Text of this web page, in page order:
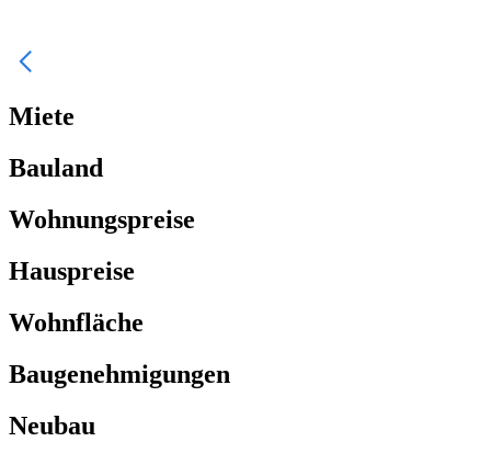
Miete
Bauland
Wohnungspreise
Hauspreise
Wohnfläche
Baugenehmigungen
Neubau